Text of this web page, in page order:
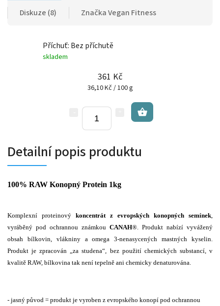
Diskuze (8) ZnačkaVegan Fitness
Příchuť: Bez příchutě
skladem
361 Kč
36,10 Kč / 100 g
Detailní popis produktu
100% RAW Konopný Protein 1kg
Komplexní proteinový koncentrát z evropských konopných semínek
vyráběný pod ochrannou známkou CANAH®. Produkt nabízí vyvážený
obsah bílkovin, vlákniny a omega 3-nenasycených mastných kyselin.
Produkt je zpracován „za studena“, bez použití chemických substancí, v
kvalitě RAW, bílkovina tak není tepelně ani chemicky denaturována.
- jasný původ = produkt je vyroben z evropského konopí pod ochrannou